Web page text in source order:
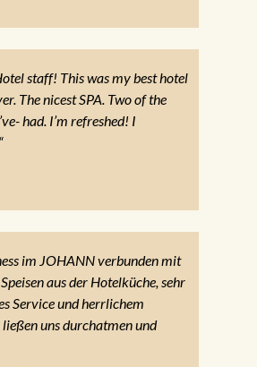
staff! This was my best hotel
The nicest SPA. Two of the
had. I’m refreshed! I
im JOHANN verbunden mit
aus der Hotelküche, sehr
Service und herrlichem
uns durchatmen und